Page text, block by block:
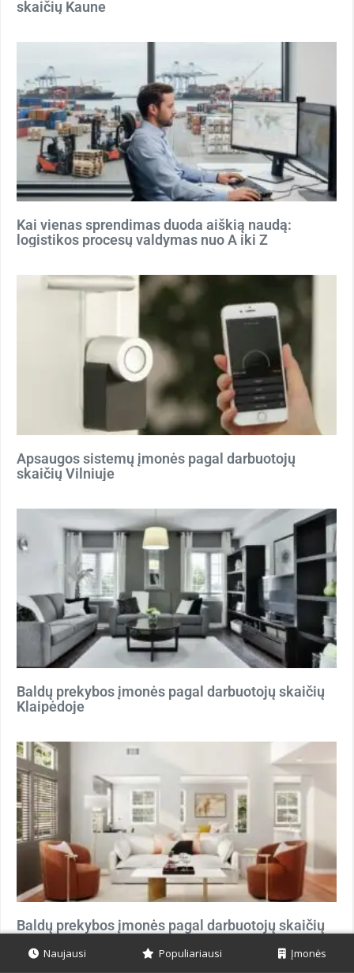
skaičių Kaune
Kai vienas sprendimas duoda aiškią naudą:
logistikos procesų valdymas nuo A iki Z
Apsaugos sistemų įmonės pagal darbuotojų
skaičių Vilniuje
Baldų prekybos įmonės pagal darbuotojų skaičių
Klaipėdoje
Baldų prekybos įmonės pagal darbuotojų skaičių
Naujausi Populiariausi Įmonės